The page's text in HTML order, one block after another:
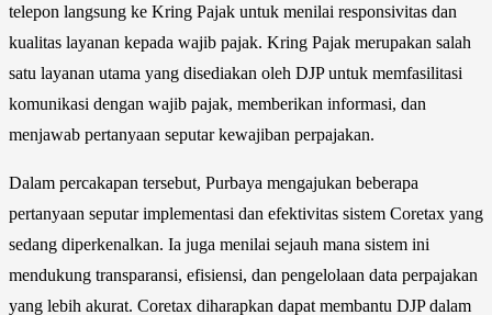
telepon langsung ke Kring Pajak untuk menilai responsivitas dan
kualitas layanan kepada wajib pajak. Kring Pajak merupakan salah
satu layanan utama yang disediakan oleh DJP untuk memfasilitasi
komunikasi dengan wajib pajak, memberikan informasi, dan
menjawab pertanyaan seputar kewajiban perpajakan.
Dalam percakapan tersebut, Purbaya mengajukan beberapa
pertanyaan seputar implementasi dan efektivitas sistem Coretax yang
sedang diperkenalkan. Ia juga menilai sejauh mana sistem ini
mendukung transparansi, efisiensi, dan pengelolaan data perpajakan
yang lebih akurat. Coretax diharapkan dapat membantu DJP dalam